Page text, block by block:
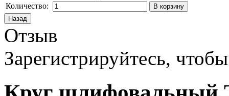
Количество:
Отзыв
Зарегистрируйтесь,